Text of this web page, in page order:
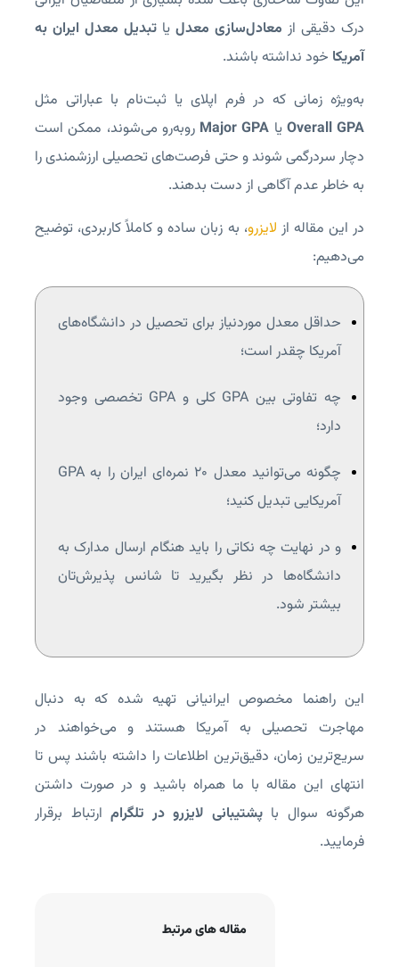
مقاله های مرتبط
درک دقیقی از معادل‌سازی معدل یا تبدیل معدل ایران به
آمریکا خود نداشته باشند.
به‌ویژه زمانی که در فرم اپلای یا ثبت‌نام با عباراتی مثل
Overall GPA یا Major GPA روبه‌رو می‌شوند، ممکن است
دچار سردرگمی شوند و حتی فرصت‌های تحصیلی ارزشمندی را
به خاطر عدم آگاهی از دست بدهند.
در این مقاله از لایزرو، به زبان ساده و کاملاً کاربردی، توضیح
می‌دهیم:
حداقل معدل موردنیاز برای تحصیل در دانشگاه‌های
آمریکا چقدر است؛
چه تفاوتی بین GPA کلی و GPA تخصصی وجود
دارد؛
چگونه می‌توانید معدل ۲۰ نمره‌ای ایران را به GPA
آمریکایی تبدیل کنید؛
و در نهایت چه نکاتی را باید هنگام ارسال مدارک به
دانشگاه‌ها در نظر بگیرید تا شانس پذیرش‌تان
بیشتر شود.
این راهنما مخصوص ایرانیانی تهیه شده که به دنبال
مهاجرت تحصیلی به آمریکا هستند و می‌خواهند در
سریع‌ترین زمان، دقیق‌ترین اطلاعات را داشته باشند پس تا
انتهای این مقاله با ما همراه باشید و در صورت داشتن
هرگونه سوال باپشتیبانی لایزرو در تلگرام ارتباط برقرار
فرمایید.